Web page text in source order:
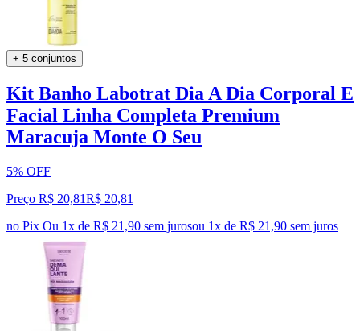
+ 5 conjuntos
Kit Banho Labotrat Dia A Dia Corporal E
Facial Linha Completa Premium
Maracuja Monte O Seu
5% OFF
Preço R$ 20,81R$ 20,81
no Pix Ou 1x de R$ 21,90 sem jurosou 1x de R$ 21,90 sem juros